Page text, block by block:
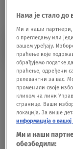
PIXIES
u
za
Нама је стало
Ми и наши
о прегледању или
вашем уређају.
праћење које
обрађујемо податке
праћење, одређени
релевантни за вас.
променили своје
кликом на линк
странице. Ваши
локација. За више
информација о вашој
Ми и наши
обезбедили: